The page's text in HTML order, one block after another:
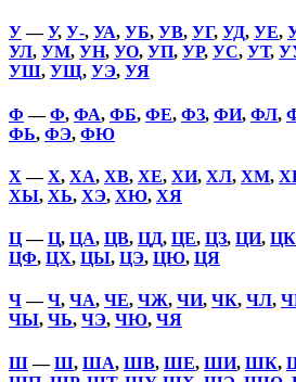
У—У, У-, УА, УБ, УВ, УГ, УД, УЕ,
УЛ, УМ, УН, УО, УП, УР, УС, УТ,
УШ, УЩ, УЭ, УЯ
Ф —Ф, ФА, ФБ, ФЕ, ФЗ, ФИ, ФЛ,
ФЬ, ФЭ, ФЮ
Х —Х, ХА, ХВ, ХЕ, ХИ, ХЛ, ХМ,
ХЫ, ХЬ, ХЭ, ХЮ, ХЯ
Ц—Ц, ЦА, ЦВ, ЦД, ЦЕ, ЦЗ, ЦИ, ЦК
ЦФ, ЦХ, ЦЫ, ЦЭ, ЦЮ, ЦЯ
Ч—Ч, ЧА, ЧЕ, ЧЖ, ЧИ, ЧК, ЧЛ,
ЧЫ, ЧЬ, ЧЭ, ЧЮ, ЧЯ
Ш—Ш, ША, ШВ, ШЕ, ШИ, ШК,